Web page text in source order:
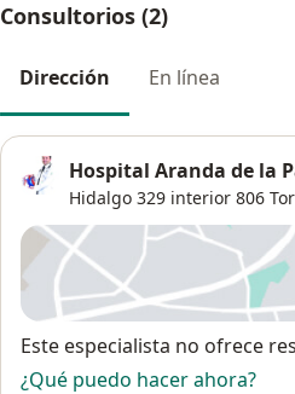
Consultorios (2)
Dirección En línea
Hospital Aranda de la
Hidalgo 329 interior 806
Disponibilidad
Este especialista no ofrece
¿Qué puedo hacer ahora?